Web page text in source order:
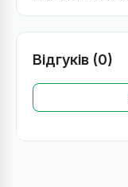
Відгуків (0)